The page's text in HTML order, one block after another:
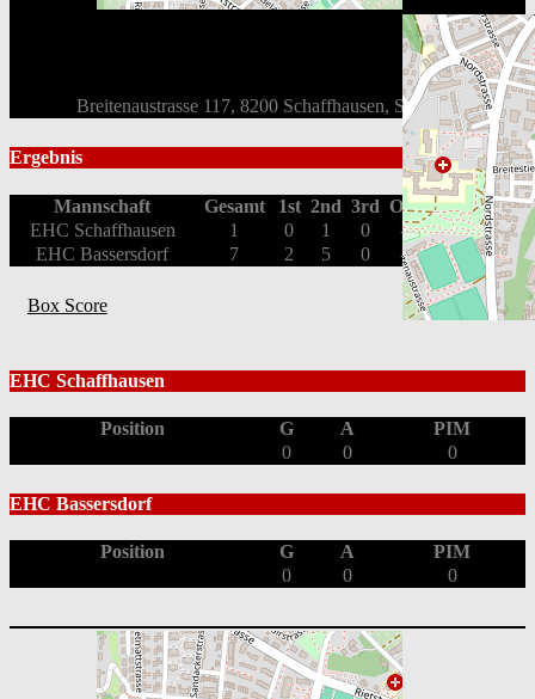
Breitenaustrasse 117, 8200 Schaffhausen, Schweiz
Ergebnis
Mannschaft Gesamt 1st 2nd 3rd OT
Endstand
EHC Schaffhausen
1 0 1 0 -
Loss
EHC Bassersdorf
7 2 5 0 - Win
Box Score
EHC Schaffhausen
Position G A
PIM
0
0 0
EHC Bassersdorf
Position G A
PIM
0
0 0
Playoff 2025/26: 1/2 Final